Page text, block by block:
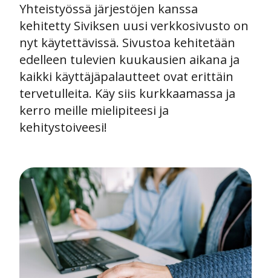
Yhteistyössä järjestöjen kanssa
kehitetty Siviksen uusi verkkosivusto on
nyt käytettävissä. Sivustoa kehitetään
edelleen tulevien kuukausien aikana ja
kaikki käyttäjäpalautteet ovat erittäin
tervetulleita. Käy siis kurkkaamassa ja
kerro meille mielipiteesi ja
kehitystoiveesi!